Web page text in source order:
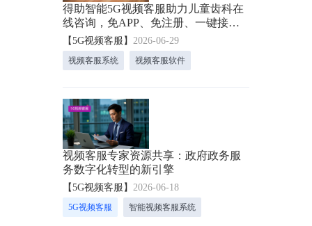
得助智能5G视频客服助力儿童齿科在
线咨询，免APP、免注册、一键接
听、提升转化率！
【5G视频客服】2026-06-29
视频客服系统 视频客服软件
视频客服专家资源共享：政府政务服
务数字化转型的新引擎
【5G视频客服】2026-06-18
5G视频客服 智能视频客服系统